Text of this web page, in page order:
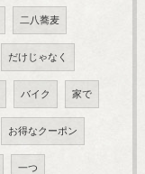
二八蕎麦
だけじゃなく
バイク 家で
お得なクーポン
一つ